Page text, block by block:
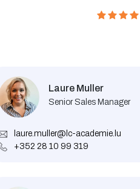
Laure Muller
Senior Sales Manager
laure.muller@lc-academie.lu
+352 28 10 99 319